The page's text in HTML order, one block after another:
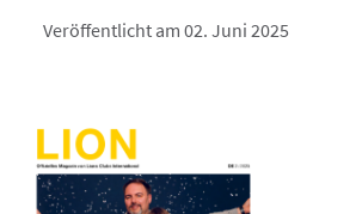
Veröffentlicht am 02. Juni 2025